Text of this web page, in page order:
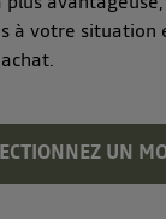
à votre situation
UN